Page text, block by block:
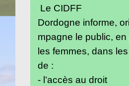
Le CIDFF
Dordogne informe,
mpagne le public, en
les femmes, dans
de :
- l’accès au droit